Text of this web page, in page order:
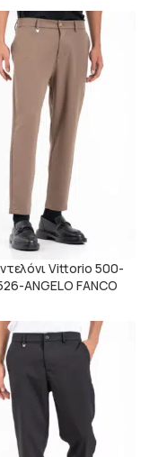
Vittorio 500-
ANGELO FANCO